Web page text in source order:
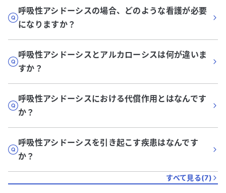
呼吸性アシドーシスの場合、どのような看護が必要
になりますか？
呼吸性アシドーシスとアルカローシスは何が違いま
すか？
呼吸性アシドーシスにおける代償作用とはなんです
か？
呼吸性アシドーシスを引き起こす疾患はなんです
か？
すべて見る(7)